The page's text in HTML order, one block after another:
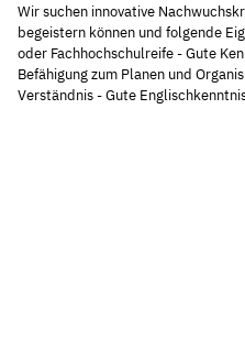
Wir suchen innovative
begeistern können und folgende
oder Fachhochschulreife - Gute
Befähigung zum Planen und
Verständnis - Gute